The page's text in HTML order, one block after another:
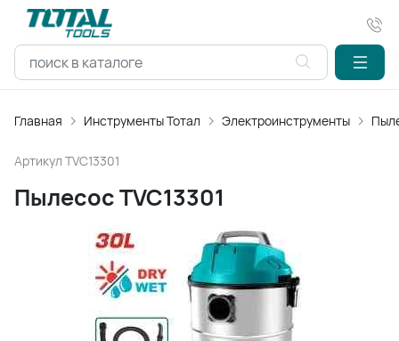
Главная Инструменты Тотал Электроинструменты
Артикул TVC13301
Пылесос TVC13301